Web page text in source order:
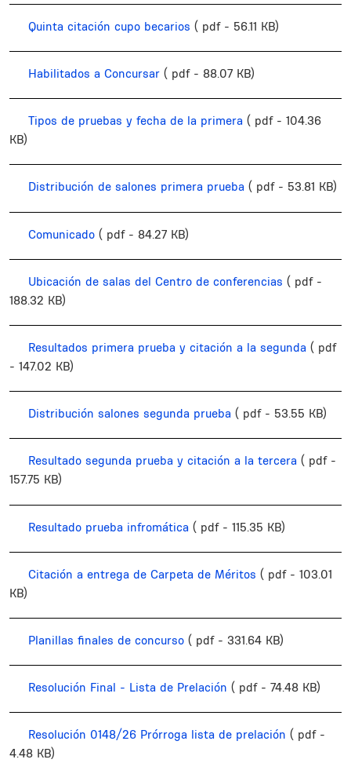
Quinta citación cupo becarios ( pdf - 56.11 KB)
Habilitados a Concursar ( pdf - 88.07 KB)
Tipos de pruebas y fecha de la primera ( pdf - 104.36
KB)
Distribución de salones primera prueba ( pdf - 53.81 KB)
Comunicado ( pdf - 84.27 KB)
Ubicación de salas del Centro de conferencias ( pdf -
188.32 KB)
Resultados primera prueba y citación a la segunda ( pdf
- 147.02 KB)
Distribución salones segunda prueba ( pdf - 53.55 KB)
Resultado segunda prueba y citación a la tercera ( pdf -
157.75 KB)
Resultado prueba infromática ( pdf - 115.35 KB)
Citación a entrega de Carpeta de Méritos ( pdf - 103.01
KB)
Planillas finales de concurso ( pdf - 331.64 KB)
Resolución Final - Lista de Prelación ( pdf - 74.48 KB)
Resolución 0148/26 Prórroga lista de prelación ( pdf -
4.48 KB)